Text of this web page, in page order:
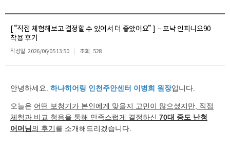
[ “직접 체험해보고 결정할 수 있어서 더 좋았어요” ] – 포낙 인피니오90
착용 후기
작성일 2026/06/05 13:50 조회 528
안녕하세요. 하나히어링 인천주안센터 이병희 원장입니다.
오늘은 어떤 보청기가 본인에게 맞을지 고민이 많으셨지만, 직접
체험과 비교 청음을 통해 만족스럽게 결정하신 70대 중도 난청
어머님의 후기를 소개해드리겠습니다.